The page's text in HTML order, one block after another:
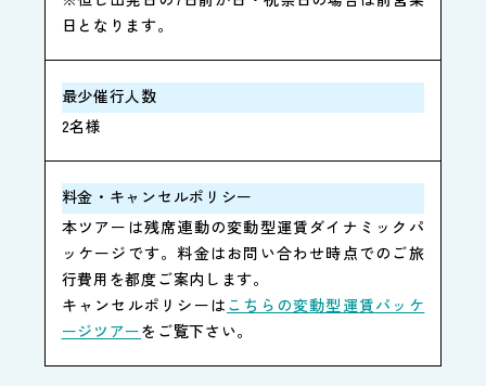
日となります。
最少催行人数
2名様
料金・キャンセルポリシー
本ツアーは残席連動の変動型運賃ダイナミックパ
ッケージです。料金はお問い合わせ時点でのご旅
行費用を都度ご案内します。
キャンセルポリシーは こちらの変動型運賃パッケ
ージツアーをご覧下さい。